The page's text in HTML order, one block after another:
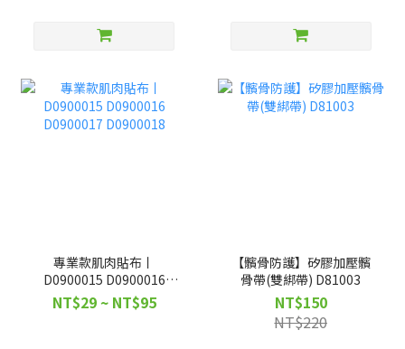
專業款肌肉貼布丨
D0900015 D0900016
D0900017 D0900018
NT$29 ~ NT$95
【髕骨防護】矽膠加壓髕
骨帶(雙綁帶) D81003
NT$150
NT$220